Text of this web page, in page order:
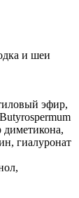
и шеи
эфир,
гиалуронат